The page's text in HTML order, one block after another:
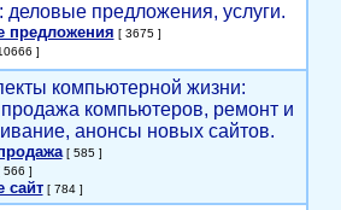
деловые предложения, услуги.
предложения [ 3675 ]
]
компьютерной жизни:
продажа компьютеров, ремонт и
анонсы новых сайтов.
[ 585 ]
]
сайт[ 784 ]